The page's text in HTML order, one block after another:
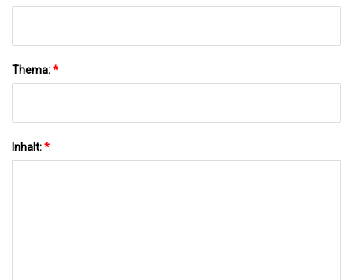
Thema:*
Inhalt:*